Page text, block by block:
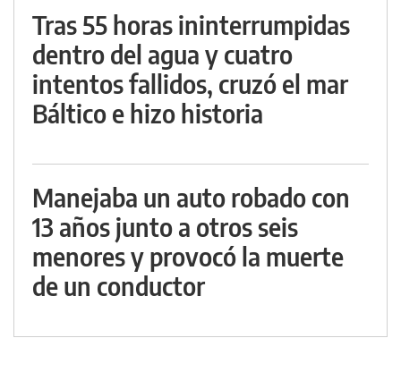
Tras 55 horas ininterrumpidas
dentro del agua y cuatro
intentos fallidos, cruzó el mar
Báltico e hizo historia
Manejaba un auto robado con
13 años junto a otros seis
menores y provocó la muerte
de un conductor